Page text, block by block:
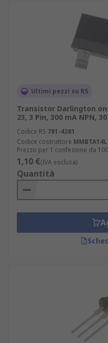
Ultimi pezzi su RS
Transistor Darlington
23, 3 Pin, 300 mA NPN,
Codice RS 781-4281
Codice costruttore
Prezzo per 1 confezione da
1,10 €(IVA esclusa)
Quantità